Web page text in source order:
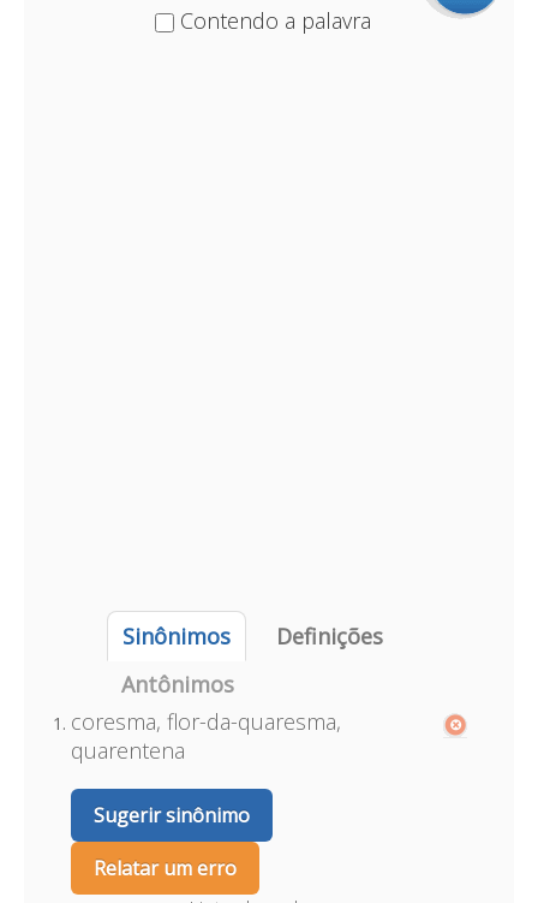
Contendo a palavra
Sinônimos
Definições
Antônimos
coresma, flor-da-quaresma,
quarentena
Sugerir sinônimo
Relatar um erro